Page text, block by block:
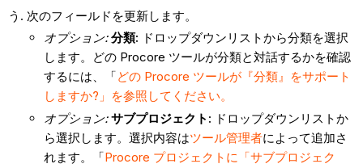
次のフィールドを更新します。
オプション:分類: ドロップダウンリストから分類を選択
します。どの Procore ツールが分類と対話するかを確認
するには、「どの Procore ツールが『分類』をサポート
しますか?」を参照してください。
オプション:サブプロジェクト: ドロップダウンリストか
ら選択します。選択内容はツール管理者によって追加さ
れます。「Procore プロジェクトに「サブプロジェク